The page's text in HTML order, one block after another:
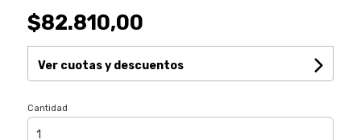
$82.810,00
Ver cuotas y descuentos
Cantidad